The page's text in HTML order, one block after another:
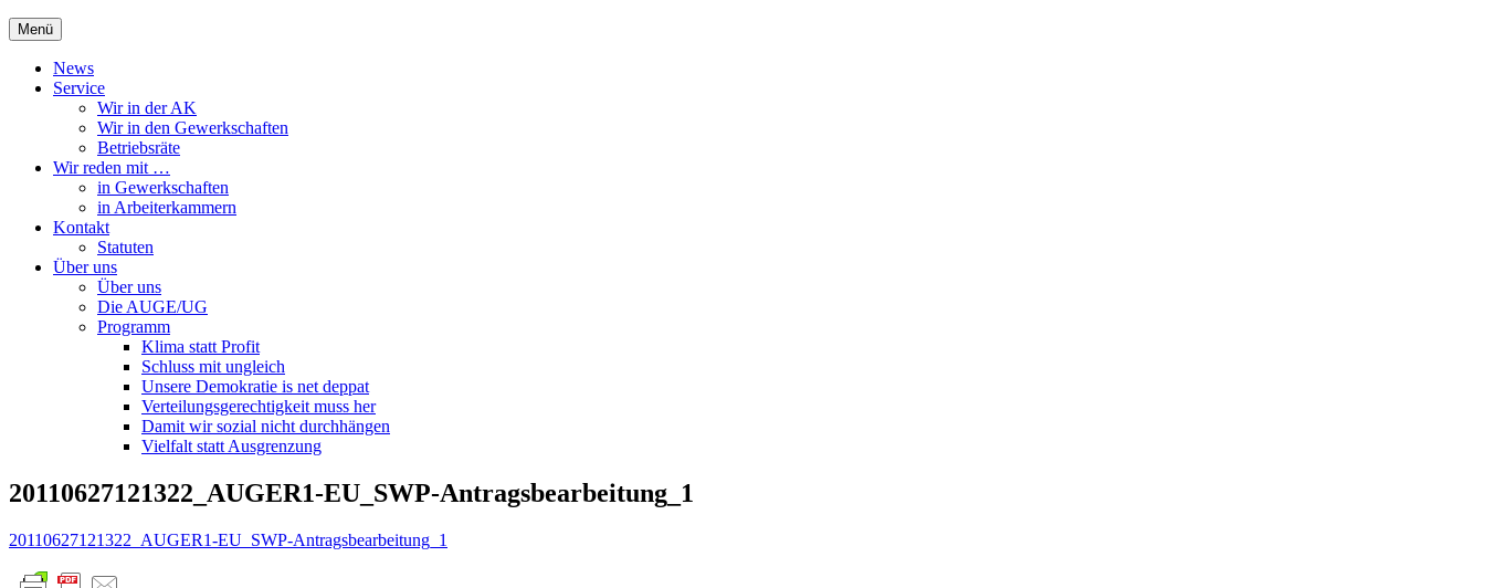
Menü
News
Service
Wir in der AK
Wir in den Gewerkschaften
Betriebsräte
Wir reden mit …
in Gewerkschaften
in Arbeiterkammern
Kontakt
Statuten
Über uns
Über uns
Die AUGE/UG
Programm
Klima statt Profit
Schluss mit ungleich
Unsere Demokratie is net deppat
Verteilungsgerechtigkeit muss her
Damit wir sozial nicht durchhängen
Vielfalt statt Ausgrenzung
20110627121322_AUGER1-EU_SWP-Antragsbearbeitung_1
20110627121322_AUGER1-EU_SWP-Antragsbearbeitung_1